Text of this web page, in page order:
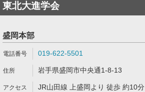
東北大進学会
盛岡本部
019-622-5501
岩手県盛岡市中央通1-8-13
JR山田線 上盛岡より 徒歩 約10分